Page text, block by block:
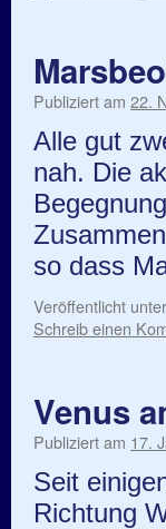
Publiziert am 22.
Alle gut
nah. Die
so dass
Veröffentlicht unter
Schreib einen
Venus
Publiziert am 17.
Seit
Richtung